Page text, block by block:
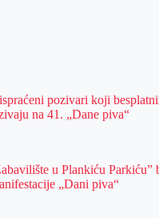
pozivari koji
na 41. „Dane piva“
u Plankiću Parkiću”
„Dani piva“